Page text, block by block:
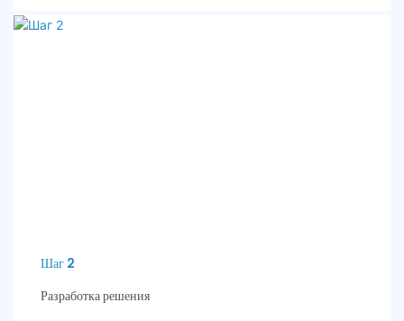
Шаг 2
Разработка решения